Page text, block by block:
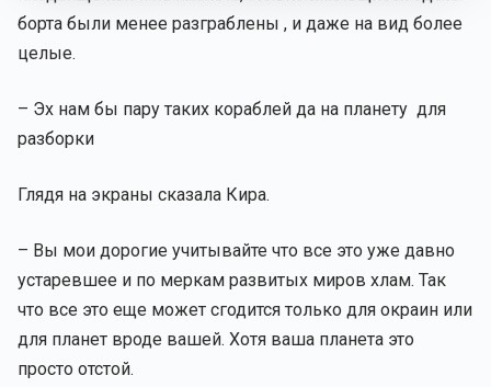
борта были менее разграблены , и даже на вид более
целые.
– Эх нам бы пару таких кораблей да на планету для
разборки
Глядя на экраны сказала Кира.
– Вы мои дорогие учитывайте что все это уже давно
устаревшее и по меркам развитых миров хлам. Так
что все это еще может сгодится только для окраин или
для планет вроде вашей. Хотя ваша планета это
просто отстой.